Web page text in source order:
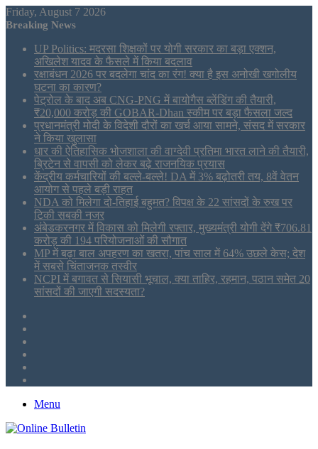
Friday, August 7 2026
Breaking News
UP Politics: मदरसा शिक्षकों पर योगी सरकार का बड़ा एक्शन,
अखिलेश यादव के फैसले में किया बदलाव
रक्षाबंधन 2026 पर बदलेगा चांद का रंग! क्या है इस अनोखी खगोलीय
घटना का कारण?
पेट्रोल के बाद अब CNG-PNG में बायोगैस ब्लेंडिंग की तैयारी,
₹20,000 करोड़ की GOBAR-Dhan स्कीम पर बड़ा फैसला जल्द
प्रधानमंत्री मोदी के विदेशी दौरों का खर्च आया सामने, संसद में सरकार
ने किया खुलासा
धार की ऐतिहासिक भोजशाला की वाग्देवी प्रतिमा भारत लाने की तैयारी,
ब्रिटेन से वापसी को लेकर बढ़े राजनयिक प्रयास
केंद्रीय कर्मचारियों की बल्ले-बल्ले! DA में 3% बढ़ोतरी तय, 8वें वेतन
आयोग से पहले बड़ी राहत
NDA को मिलेगा दो-तिहाई बहुमत? विपक्ष के 22 सांसदों के रुख पर
टिकी सबकी नजर
अंबेडकरनगर में विकास को मिलेगी रफ्तार, मुख्यमंत्री योगी देंगे ₹706.81
करोड़ की 194 परियोजनाओं की सौगात
MP में बढ़ा बाल अपहरण का खतरा, पांच साल में 64% उछले केस; देश
में सबसे चिंताजनक तस्वीर
NCPI में बगावत से सियासी भूचाल, क्या ताहिर, रहमान, पठान समेत 20
सांसदों की जाएगी सदस्यता?
Menu